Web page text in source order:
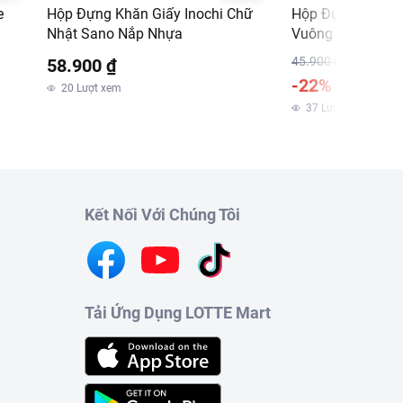
Hộp Đựng Khăn Giấy Inochi Chữ
Nhật Sano Nắp Nhựa
58.900 ₫
20 Lượt xem
Hộp Đựng Hành
Vuông (Giao
45.900 ₫
-22%
37 Lượt xem
Kết Nối Với Chúng Tôi
Tải Ứng Dụng LOTTE Mart